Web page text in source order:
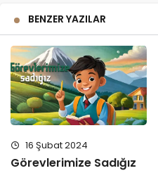
BENZER YAZILAR
16 Şubat 2024
Görevlerimize Sadığız